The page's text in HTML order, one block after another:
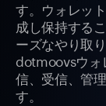
す。ウォレッ
成し保持する
ーズなやり取
dotmoovsウォ
信、受信、管
す。